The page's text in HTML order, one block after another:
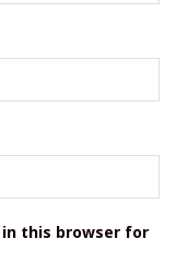
in this browser for